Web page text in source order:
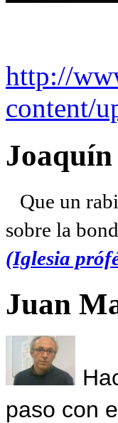
http://
content/
Que un
sobre la
(Iglesia
Juan
paso con